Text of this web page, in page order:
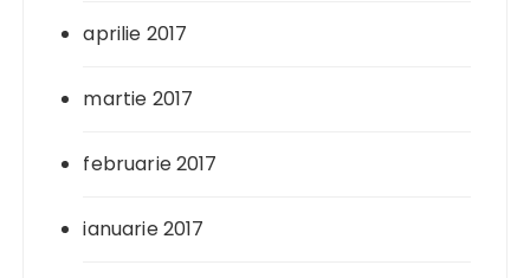
aprilie 2017
martie 2017
februarie 2017
ianuarie 2017